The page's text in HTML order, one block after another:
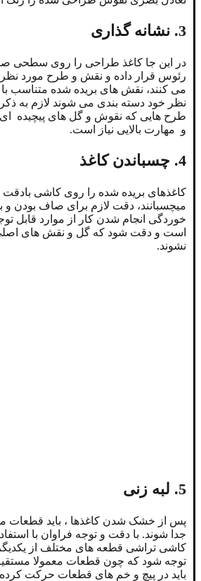
3. نشانه گذاری
در این جا کاغذ طراحی را روی سطحی
رئوس قرار داده و نقش و طرح مورد نظر
می کنند، نقش های بریده شده متناسب
نظر خود دسته بندی می شوند لازم به
طرح هایی که نقوش و گل های پیچیده ای
و مهارت بالایی نیاز است.
4. چسباندن کاغذ
کاغذهای بریده شده را روی کاشی بادقت
میچسبانند، دقت لازم برای صاف بودن
خوردگی انجام شدن کار از موارد قابل
است و دقت شود که گل و نقش های
نشوند.
5. لبه زنی
پس از خشک شدن کاغذها ، باید قطعات
جدا شوند. با دقت و توجه فراوان با
کاشی تراشی قطعه های مختلف از
توجه شود که چون قطعات معمولا
باید در پیچ و خم های قطعات حرکت